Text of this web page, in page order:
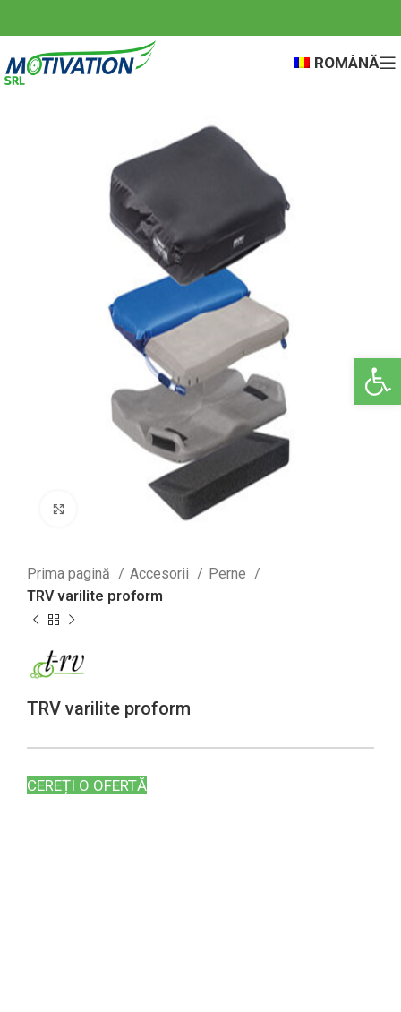
Deschide
ROMÂNĂ
Click to enlarge
Prima pagină Accesorii
Perne
TRV varilite proform
TRV varilite proform
CEREȚI O OFERTĂ